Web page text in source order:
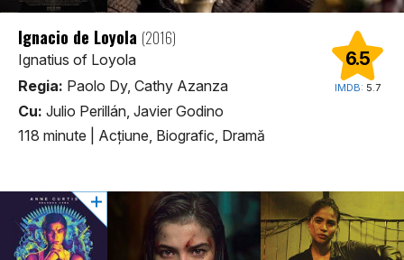
6.5
IMDB: 5.7
Ignacio de Loyola (2016)
Ignatius of Loyola
Regia: Paolo Dy, Cathy Azanza
Cu: Julio Perillán, Javier Godino
118 minute
Acţiune, Biografic, Dramă